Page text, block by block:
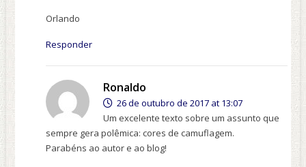
Orlando
Responder
Ronaldo
26 de outubro de 2017 at 13:07
Um excelente texto sobre um assunto que
sempre gera polêmica: cores de camuflagem.
Parabéns ao autor e ao blog!